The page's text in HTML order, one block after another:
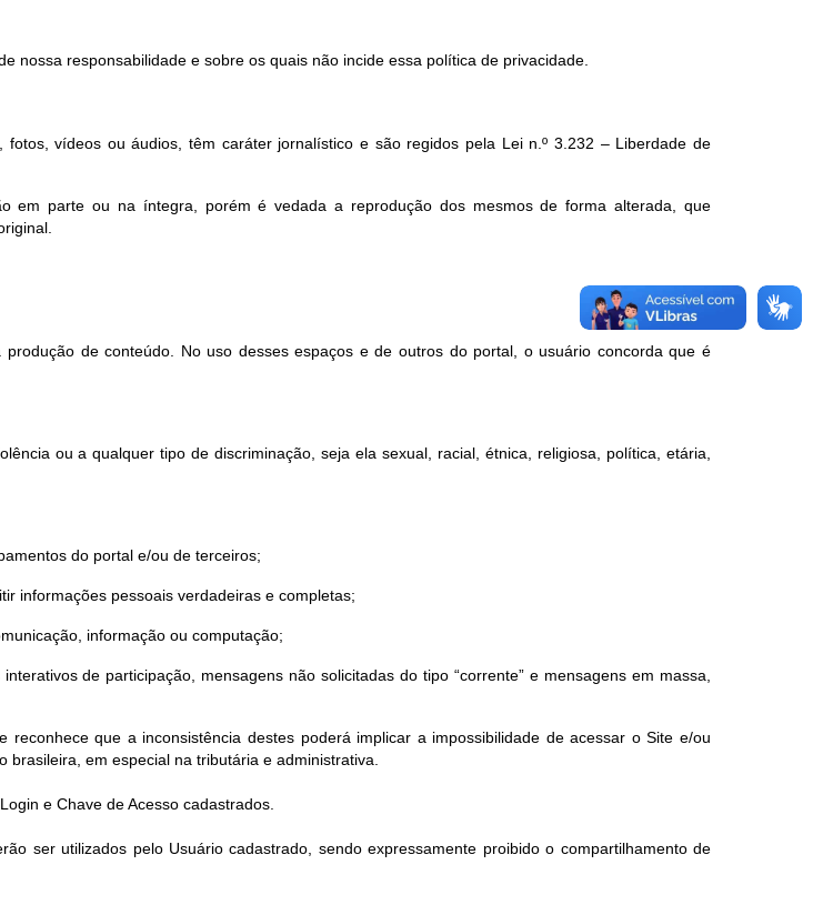
nossa responsabilidade e sobre os quais não incide essa política de privacidade.
vídeos ou áudios, têm caráter jornalístico e são regidos pela Lei n.º 3.232 – Liberdade de
em parte ou na íntegra, porém é vedada a reprodução dos mesmos de forma alterada, que
de conteúdo. No uso desses espaços e de outros do portal, o usuário concorda que é
ou a qualquer tipo de discriminação, seja ela sexual, racial, étnica, religiosa, política, etária,
do portal e/ou de terceiros;
informações pessoais verdadeiras e completas;
informação ou computação;
de participação, mensagens não solicitadas do tipo “corrente” e mensagens em massa,
que a inconsistência destes poderá implicar a impossibilidade de acessar o Site e/ou
em especial na tributária e administrativa.
e Chave de Acesso cadastrados.
ser utilizados pelo Usuário cadastrado, sendo expressamente proibido o compartilhamento de